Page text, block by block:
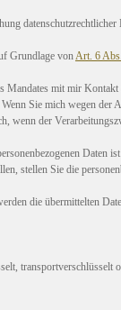
Grundlage vonArt. 6
Mandates mit mir
Sie mich wegen der
wenn der
Daten
stellen Sie die
die übermittelten
transportverschlüsselt